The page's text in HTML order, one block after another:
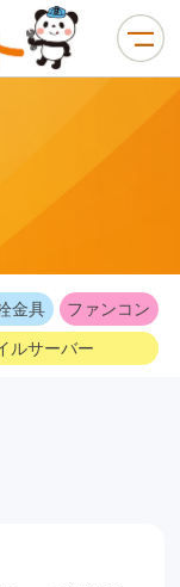
金具 ファンコン
ルサーバー